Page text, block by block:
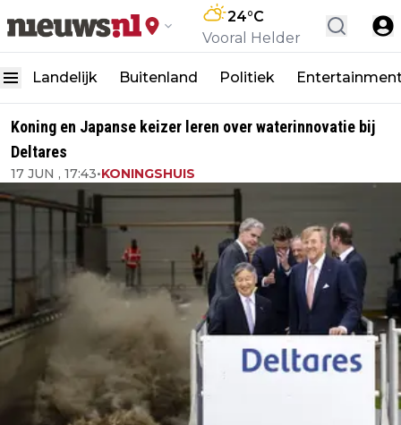
24°C
Vooral Helder
Landelijk Buitenland Politiek
Koning en Japanse keizer leren over waterinnovatie bij
Deltares
17 JUN , 17:43•KONINGSHUIS